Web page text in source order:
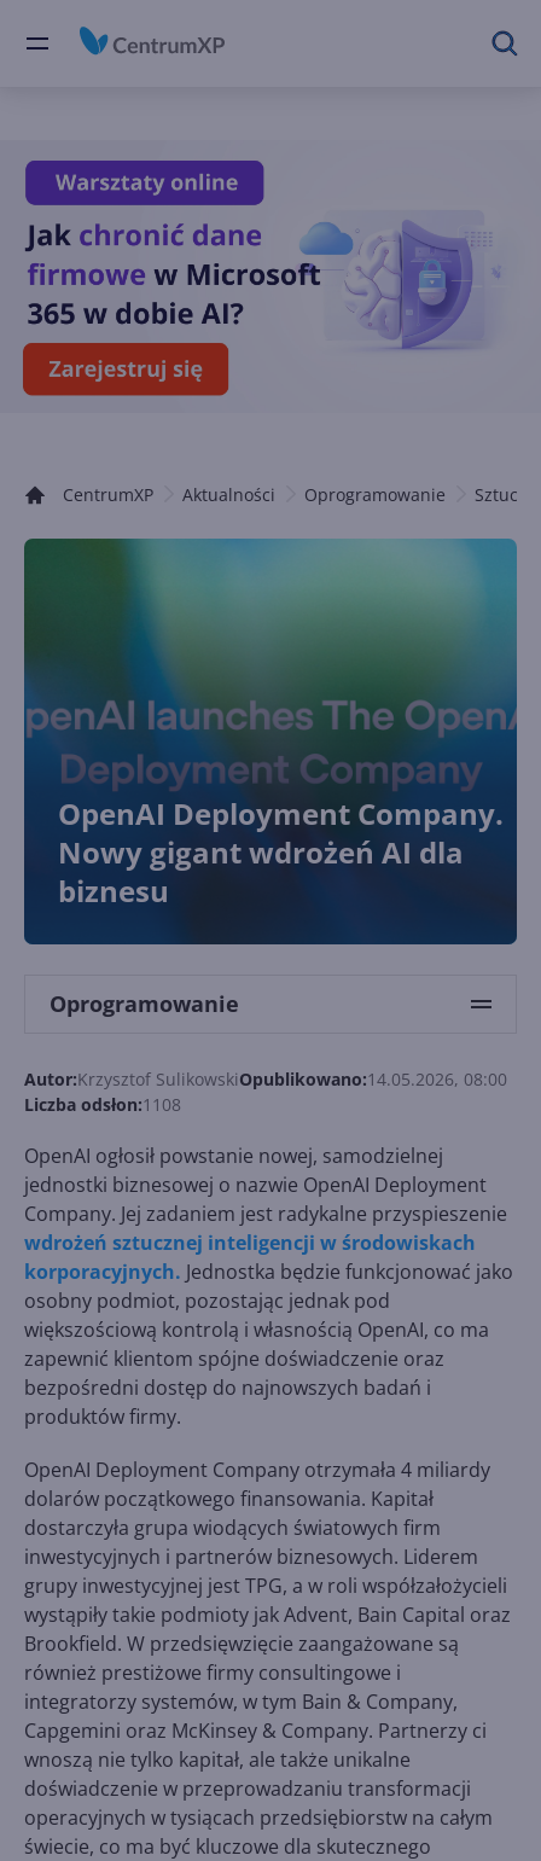
CentrumXP Aktualności Oprogramowanie
OpenAI Deployment Company.
Nowy gigant wdrożeń AI dla
biznesu
Oprogramowanie
Autor:Krzysztof SulikowskiOpublikowano:14.05.2026, 08:00
Liczba odsłon:1108
OpenAI ogłosił powstanie nowej, samodzielnej
jednostki biznesowej o nazwie OpenAI Deployment
Company. Jej zadaniem jest radykalne przyspieszenie
wdrożeń sztucznej inteligencji w środowiskach
korporacyjnych. Jednostka będzie funkcjonować jako
osobny podmiot, pozostając jednak pod
większościową kontrolą i własnością OpenAI, co ma
zapewnić klientom spójne doświadczenie oraz
bezpośredni dostęp do najnowszych badań i
produktów firmy.
OpenAI Deployment Company otrzymała 4 miliardy
dolarów początkowego finansowania. Kapitał
dostarczyła grupa wiodących światowych firm
inwestycyjnych i partnerów biznesowych. Liderem
grupy inwestycyjnej jest TPG, a w roli współzałożycieli
wystąpiły takie podmioty jak Advent, Bain Capital oraz
Brookfield. W przedsięwzięcie zaangażowane są
również prestiżowe firmy consultingowe i
integratorzy systemów, w tym Bain & Company,
Capgemini oraz McKinsey & Company. Partnerzy ci
wnoszą nie tylko kapitał, ale także unikalne
doświadczenie w przeprowadzaniu transformacji
operacyjnych w tysiącach przedsiębiorstw na całym
świecie, co ma być kluczowe dla skutecznego